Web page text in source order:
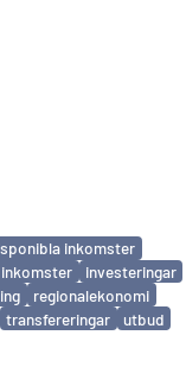
inkomster
inkomster
investeringar
regionalekonomi
transfereringar utbud